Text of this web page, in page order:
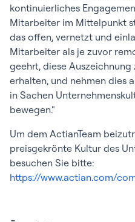
kontinuierliches
Mitarbeiter im Mittelpunkt
das offen, vernetzt und
Mitarbeiter als je zuvor
geehrt, diese
erhalten, und nehmen dies
in Sachen
bewegen."
Um dem ActianTeam
preisgekrönte Kultur des
besuchen Sie bitte:
https://www.actian.com/